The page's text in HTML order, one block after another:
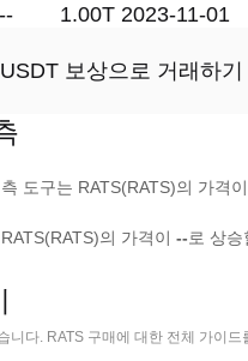
-- 1.00T 2023-11-01
보상으로 거래하기
도구는 RATS(RATS)의 가격
의 가격이 --로 상
니다. RATS 구매에 대한 전체 가이